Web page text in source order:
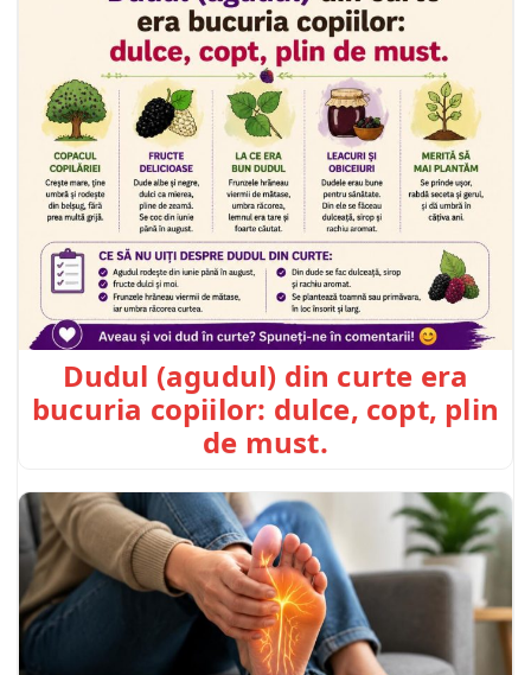
Dudul (agudul) din curte era
bucuria copiilor: dulce, copt, plin
de must.